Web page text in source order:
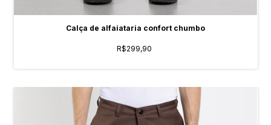
Calça de alfaiataria confort chumbo
R$299,90